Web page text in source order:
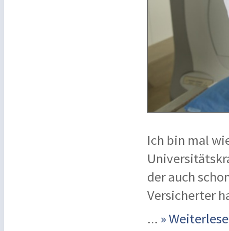
Ich bin mal
der auch
Versicherter
... »